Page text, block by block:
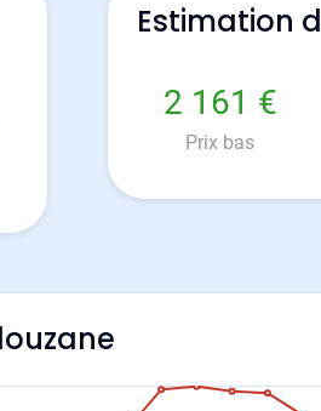
Estimation
2 161 €
Prix bas